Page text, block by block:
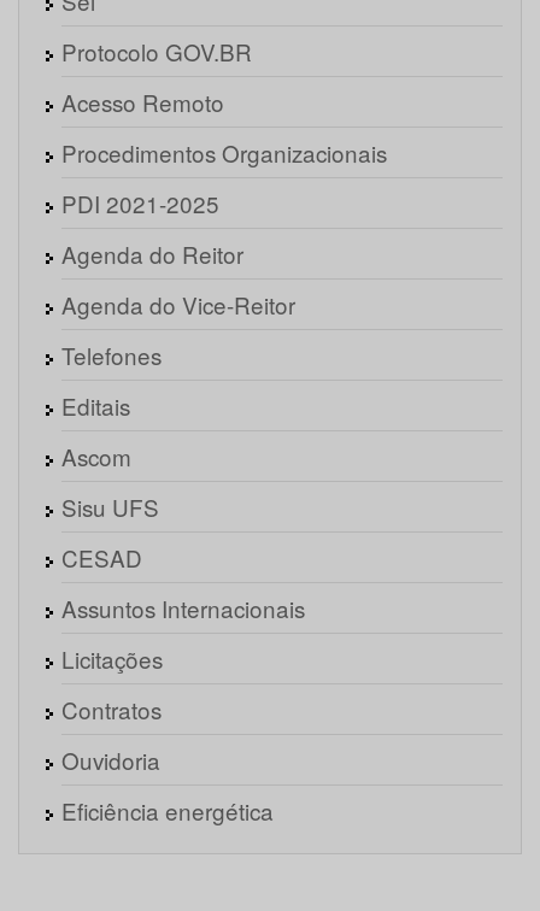
Protocolo GOV.BR
Acesso Remoto
Procedimentos Organizacionais
PDI 2021-2025
Agenda do Reitor
Agenda do Vice-Reitor
Telefones
Editais
Ascom
Sisu UFS
CESAD
Assuntos Internacionais
Licitações
Contratos
Ouvidoria
Eficiência energética